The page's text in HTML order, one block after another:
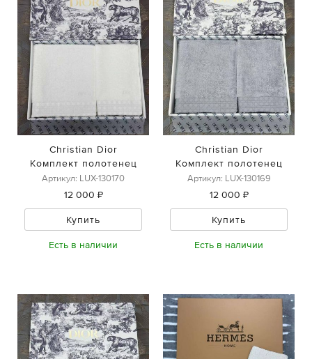
Christian Dior
Комплект полотенец
Артикул: LUX-130170
12 000 ₽
Купить
Есть в наличии
Christian Dior
Комплект полотенец
Артикул: LUX-130169
12 000 ₽
Купить
Есть в наличии